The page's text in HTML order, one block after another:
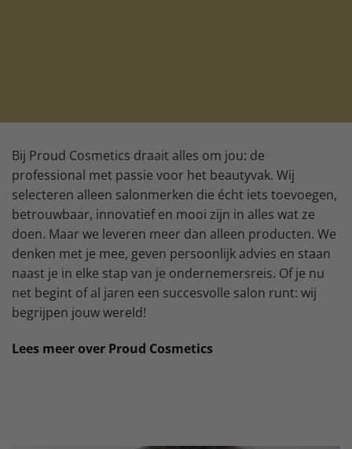
Bij Proud Cosmetics draait alles om jou: de
professional met passie voor het beautyvak. Wij
selecteren alleen salonmerken die écht iets toevoegen,
betrouwbaar, innovatief en mooi zijn in alles wat ze
doen. Maar we leveren meer dan alleen producten. We
denken met je mee, geven persoonlijk advies en staan
naast je in elke stap van je ondernemersreis. Of je nu
net begint of al jaren een succesvolle salon runt: wij
begrijpen jouw wereld!
Lees meer over Proud Cosmetics